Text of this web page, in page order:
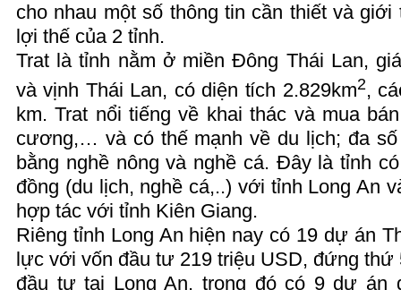
cho nhau một số thông tin cần thiết và
lợi thế của 2 tỉnh.
Trat là tỉnh nằm ở miền Đông Thái Lan,
và vịnh Thái Lan, có diện tích 2.829km2,
km. Trat nổi tiếng về khai thác và mua
cương,… và có thế mạnh về du lịch; đa
bằng nghề nông và nghề cá. Đây là tỉnh
đồng (du lịch, nghề cá,..) với tỉnh Long An
hợp tác với tỉnh Kiên Giang.
Riêng tỉnh Long An hiện nay có 19 dự án
lực với vốn đầu tư 219 triệu USD, đứng thứ
đầu tư tại Long An, trong đó có 9 dự án